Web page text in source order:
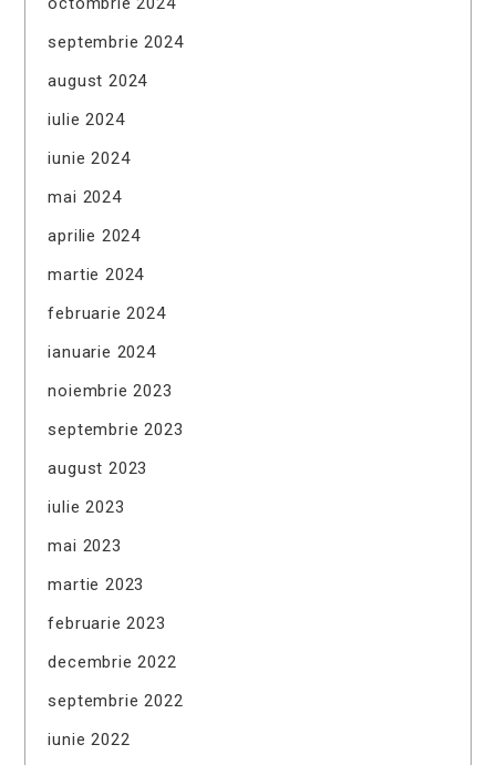
septembrie 2024
august 2024
iulie 2024
iunie 2024
mai 2024
aprilie 2024
martie 2024
februarie 2024
ianuarie 2024
noiembrie 2023
septembrie 2023
august 2023
iulie 2023
mai 2023
martie 2023
februarie 2023
decembrie 2022
septembrie 2022
iunie 2022